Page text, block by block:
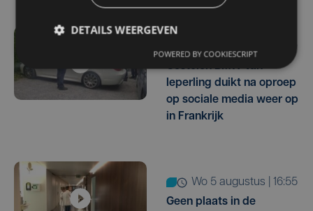
Gestolen BMW van
Ieperling duikt na oproep
op sociale media weer op
in Frankrijk
wo 5 augustus | 16:55
Geen plaats in de
DETAILS WEERGEVEN
POWERED BY COOKIESCRIPT